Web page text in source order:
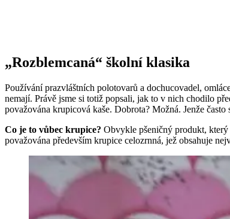
„Rozblemcaná“ školní klasika
Používání prazvláštních polotovarů a dochucovadel,
nemají. Právě jsme si totiž popsali, jak to v nich chodilo
považována krupicová kaše. Dobrota? Možná. Jenže
Co je to vůbec krupice? Obvykle pšeničný produkt,
považována především krupice celozrnná, jež obsahuje